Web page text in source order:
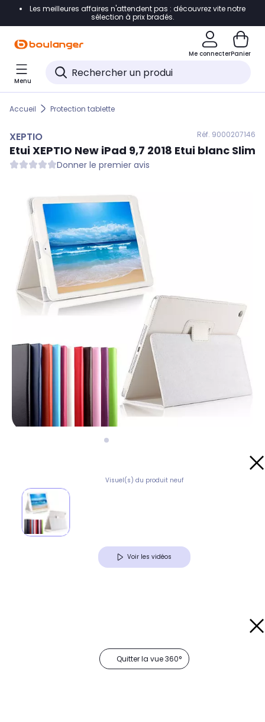
Accéder directement à la navigation
Accéder directement au pied de page
Accéder directement au chatbot
Les meilleures affaires n'attendent pas : découvrez vite notre
sélection à prix bradés.
Me connecterPanier
Menu
Accueil Protection tablette
XEPTIO Réf. 9000207146
EtuiXEPTIO New iPad 9,7 2018 Etui blanc Slim
Donner le premier avis
Visuel(s) du produit neuf
Voir les vidéos
Quitter la vue 360°